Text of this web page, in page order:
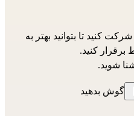
کنید تا بتوانید بهتر به
کنید.
شوید.
گوش بدهید